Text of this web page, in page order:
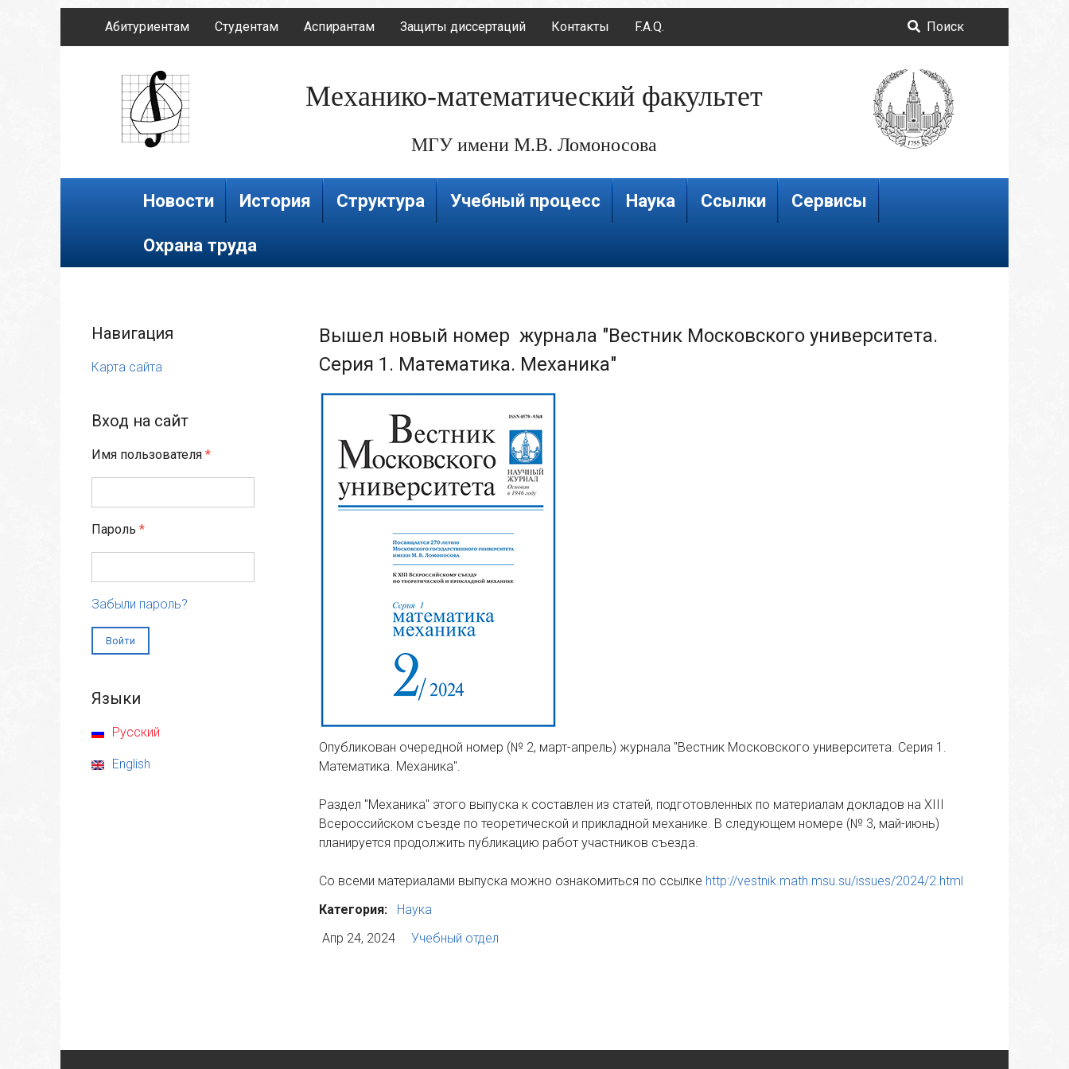
Абитуриентам Студентам Аспирантам Защиты диссертаций Контакты F.A.Q. Поиск
Механико-математический факультет
МГУ имени М.В. Ломоносова
Новости История Структура Учебный процесс Наука Ссылки Сервисы
Охрана труда
Навигация
Карта сайта
Вход на сайт
Имя пользователя*
Пароль*
Забыли пароль?
Языки
Русский
English
Вышел новый номер журнала "Вестник Московского университета.
Серия 1. Математика. Механика"
Опубликован очередной номер (№ 2, март-апрель) журнала "Вестник Московского университета. Серия 1.
Математика. Механика".
Раздел "Механика" этого выпуска к составлен из статей, подготовленных по материалам докладов на XIII
Всероссийском съезде по теоретической и прикладной механике. В следующем номере (№ 3, май-июнь)
планируется продолжить публикацию работ участников съезда.
Со всеми материалами выпуска можно ознакомиться по ссылке http://vestnik.math.msu.su/issues/2024/2.html
Категория:
Наука
Апр 24, 2024
Учебный отдел